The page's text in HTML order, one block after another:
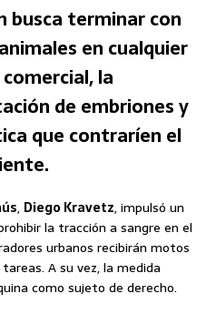
busca terminar con
en cualquier
la
de embriones y
que contraríen el
, Diego Kravetz, impulsó un
la tracción a sangre en el
urbanos recibirán motos
A su vez, la medida
como sujeto de derecho.